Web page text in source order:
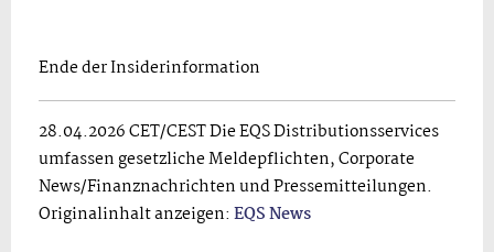
Ende der Insiderinformation
28.04.2026 CET/CEST Die EQS Distributionsservices
umfassen gesetzliche Meldepflichten, Corporate
News/Finanznachrichten und Pressemitteilungen.
Originalinhalt anzeigen: EQS News